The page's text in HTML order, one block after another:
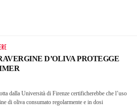
D’OLIVA PROTEGGE
dalla Università di Firenze certificherebbe che l’uso
di oliva consumato regolarmente e in dosi